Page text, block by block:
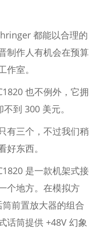
都能以合理的
制作人有机会在预算
室。
也不例外，它拥
到 300 美元。
有三个，不过我们稍
东西。
是一款机架式接
个地方。在模拟方
前置放大器的组合
话筒提供 +48V 幻象